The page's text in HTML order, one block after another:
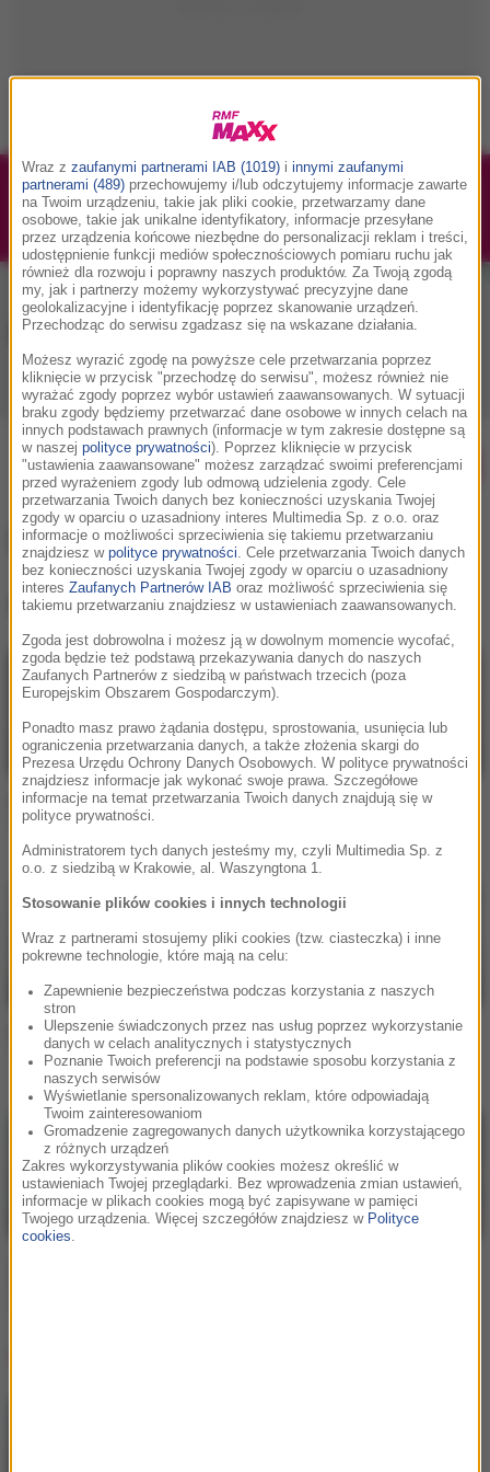
1/1 Podwójne bilety na Silesia Memoriał Kamili
Skolimowskiej 2026 - 23.08.2026
Muzyka w RMF MAXX
Playlista Hity Nowości muzyczne
0 2 3 4 5 7 9 A B C D E F G H I J
kuqe 2115
kuqe 2115, utwory
kuqe 2115 / Kuban / emi
baletnica
kuqe 2115 / Kubi
wszystkie noce sa samotne
kuqe 2115 / francis
taki mały ja
kuqe 2115 / Bambi /
francis
Wraz z zaufanymi partnerami IAB (1019) i innymi zaufanymi
partnerami (489) przechowujemy i/lub odczytujemy informacje zawarte
na Twoim urządzeniu, takie jak pliki cookie, przetwarzamy dane
osobowe, takie jak unikalne identyfikatory, informacje przesyłane
przez urządzenia końcowe niezbędne do personalizacji reklam i treści,
udostępnienie funkcji mediów społecznościowych pomiaru ruchu jak
również dla rozwoju i poprawny naszych produktów. Za Twoją zgodą
my, jak i partnerzy możemy wykorzystywać precyzyjne dane
geolokalizacyjne i identyfikację poprzez skanowanie urządzeń.
Przechodząc do serwisu zgadzasz się na wskazane działania.
Możesz wyrazić zgodę na powyższe cele przetwarzania poprzez
kliknięcie w przycisk "przechodzę do serwisu", możesz również nie
wyrażać zgody poprzez wybór ustawień zaawansowanych. W sytuacji
braku zgody będziemy przetwarzać dane osobowe w innych celach na
innych podstawach prawnych (informacje w tym zakresie dostępne są
w naszej polityce prywatności). Poprzez kliknięcie w przycisk
"ustawienia zaawansowane" możesz zarządzać swoimi preferencjami
przed wyrażeniem zgody lub odmową udzielenia zgody. Cele
przetwarzania Twoich danych bez konieczności uzyskania Twojej
zgody w oparciu o uzasadniony interes Multimedia Sp. z o.o. oraz
informacje o możliwości sprzeciwienia się takiemu przetwarzaniu
znajdziesz w polityce prywatności. Cele przetwarzania Twoich danych
bez konieczności uzyskania Twojej zgody w oparciu o uzasadniony
interes Zaufanych Partnerów IAB oraz możliwość sprzeciwienia się
takiemu przetwarzaniu znajdziesz w ustawieniach zaawansowanych.
Zgoda jest dobrowolna i możesz ją w dowolnym momencie wycofać,
zgoda będzie też podstawą przekazywania danych do naszych
Zaufanych Partnerów z siedzibą w państwach trzecich (poza
Europejskim Obszarem Gospodarczym).
Ponadto masz prawo żądania dostępu, sprostowania, usunięcia lub
ograniczenia przetwarzania danych, a także złożenia skargi do
Prezesa Urzędu Ochrony Danych Osobowych. W polityce prywatności
znajdziesz informacje jak wykonać swoje prawa. Szczegółowe
informacje na temat przetwarzania Twoich danych znajdują się w
polityce prywatności.
Administratorem tych danych jesteśmy my, czyli Multimedia Sp. z
o.o. z siedzibą w Krakowie, al. Waszyngtona 1.
Stosowanie plików cookies i innych technologii
Wraz z partnerami stosujemy pliki cookies (tzw. ciasteczka) i inne
pokrewne technologie, które mają na celu:
Zapewnienie bezpieczeństwa podczas korzystania z naszych
stron
Ulepszenie świadczonych przez nas usług poprzez wykorzystanie
danych w celach analitycznych i statystycznych
Poznanie Twoich preferencji na podstawie sposobu korzystania z
naszych serwisów
Wyświetlanie spersonalizowanych reklam, które odpowiadają
Twoim zainteresowaniom
Gromadzenie zagregowanych danych użytkownika korzystającego
z różnych urządzeń
Zakres wykorzystywania plików cookies możesz określić w
ustawieniach Twojej przeglądarki. Bez wprowadzenia zmian ustawień,
informacje w plikach cookies mogą być zapisywane w pamięci
Twojego urządzenia. Więcej szczegółów znajdziesz w Polityce
cookies.